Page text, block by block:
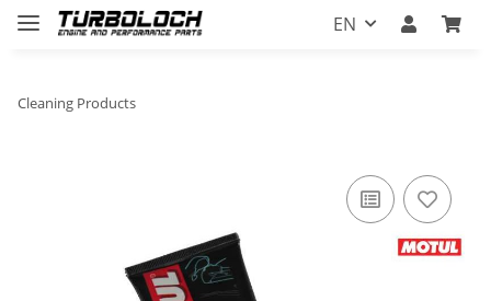
EN
Cleaning Products